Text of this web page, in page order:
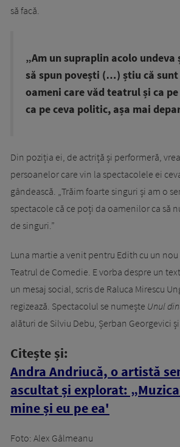
să facă.
„Am un supraplin acolo undeva
să spun povești (…) știu că
oameni care văd teatrul și ca pe
ca pe ceva politic, așa mai
Din poziția ei, de actriță și performeră,
persoanelor care vin la spectacolele ei
gândească. „Trăim foarte singuri și am o
spectacole că ce poți da oamenilor ca să
de singuri.”
Luna martie a venit pentru Edith cu un
Teatrul de Comedie. E vorba despre un
un mesaj social, scris de Raluca Mirescu
regizează. Spectacolul se numește Unul
alături de Silviu Debu, Șerban Georgevici și
Citește și:
Andra Andriucă, o artistă
ascultat și explorat:
mine și eu pe ea'
Foto: Alex Gâlmeanu